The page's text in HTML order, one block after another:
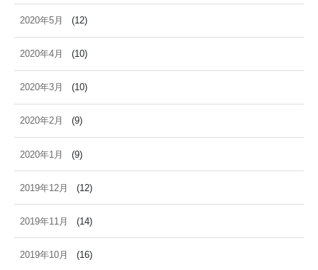
2020年5月 (12)
2020年4月 (10)
2020年3月 (10)
2020年2月 (9)
2020年1月 (9)
2019年12月 (12)
2019年11月 (14)
2019年10月 (16)